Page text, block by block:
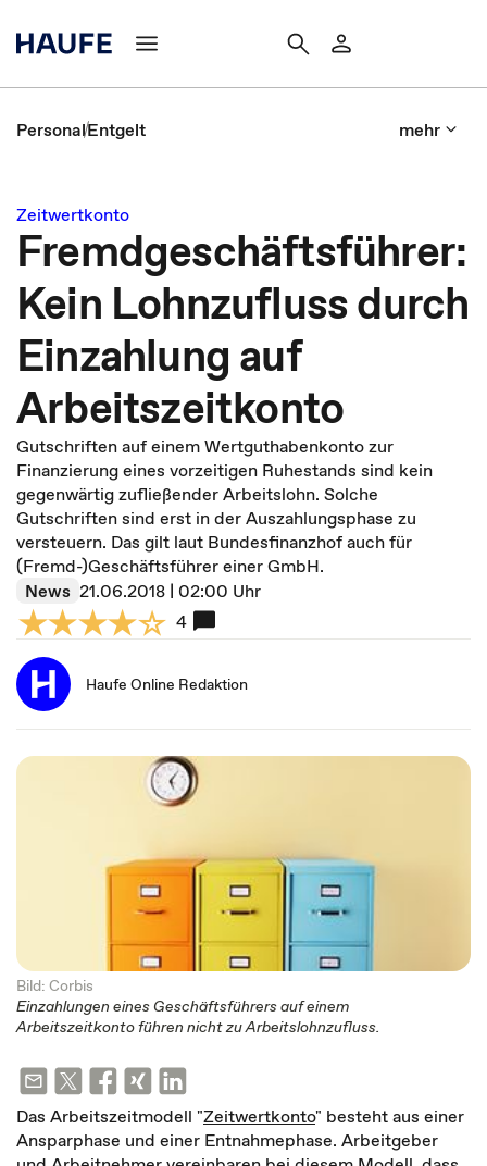
PersonalEntgelt mehr
Zeitwertkonto
Fremdgeschäftsführer:
Kein Lohnzufluss durch
Einzahlung auf
Arbeitszeitkonto
Gutschriften auf einem Wertguthabenkonto zur
Finanzierung eines vorzeitigen Ruhestands sind kein
gegenwärtig zufließender Arbeitslohn. Solche
Gutschriften sind erst in der Auszahlungsphase zu
versteuern. Das gilt laut Bundesfinanzhof auch für
(Fremd-)Geschäftsführer einer GmbH.
News 21.06.2018 | 02:00 Uhr
4
Haufe Online Redaktion
Bild: Corbis
Einzahlungen eines Geschäftsführers auf einem
Arbeitszeitkonto führen nicht zu Arbeitslohnzufluss.
Das Arbeitszeitmodell "Zeitwertkonto" besteht aus einer
Ansparphase und einer Entnahmephase. Arbeitgeber